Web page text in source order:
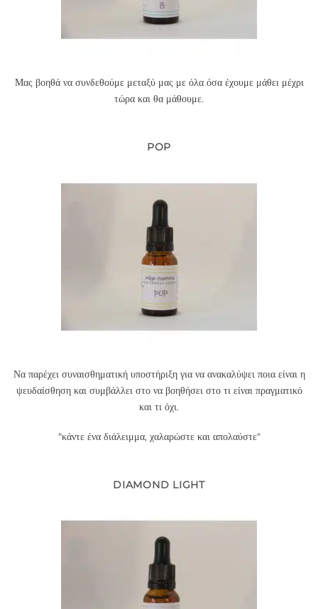
Μας βοηθά να συνδεθούμε μεταξύ μας με όλα όσα έχουμε μάθει μέχρι
τώρα και θα μάθουμε.
POP
Να παρέχει συναισθηματική υποστήριξη για να ανακαλύψει ποια είναι η
ψευδαίσθηση και συμβάλλει στο να βοηθήσει στο τι είναι πραγματικό
και τι όχι.
"κάντε ένα διάλειμμα, χαλαρώστε και απολαύστε"
DIAMOND LIGHT